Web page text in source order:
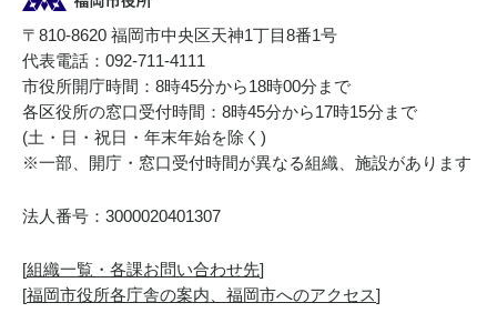
〒810-8620 福岡市中央区天神1丁目8番1号
代表電話：092-711-4111
市役所開庁時間：8時45分から18時00分まで
各区役所の窓口受付時間：8時45分から17時15分まで
(土・日・祝日・年末年始を除く)
※一部、開庁・窓口受付時間が異なる組織、施設があります
法人番号：3000020401307
[組織一覧・各課お問い合わせ先]
[福岡市役所各庁舎の案内、福岡市へのアクセス]